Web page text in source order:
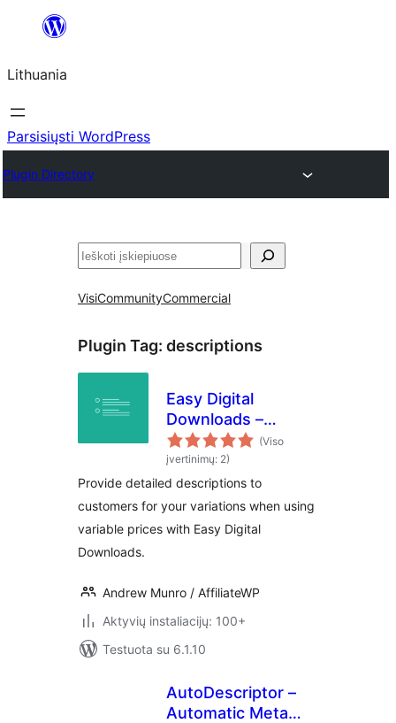
turinio
Lithuania
Parsisiųsti WordPress
Plugin Directory
Paieška
VisiCommunityCommercial
Plugin Tag: descriptions
Easy Digital
Downloads –
Variable Pricing
Descriptions
(Viso
įvertinimų: 2)
Provide detailed descriptions to
customers for your variations when using
variable prices with Easy Digital
Downloads.
Andrew Munro / AffiliateWP
Aktyvių instaliacijų: 100+
Testuota su 6.1.10
AutoDescriptor –
Automatic Meta